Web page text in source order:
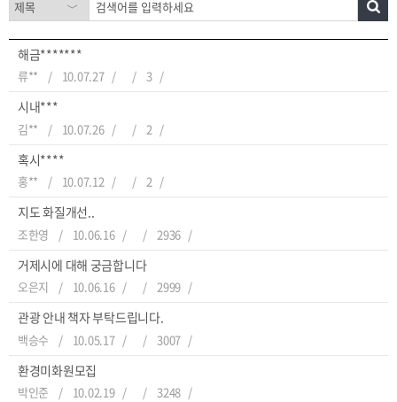
해금*******
류** 10.07.27 3
시내***
김** 10.07.26 2
혹시****
홍** 10.07.12 2
지도 화질개선..
조한영 10.06.16 2936
거제시에 대해 궁금합니다
오은지 10.06.16 2999
관광 안내 책자 부탁드립니다.
백승수 10.05.17 3007
환경미화원모집
박인준 10.02.19 3248